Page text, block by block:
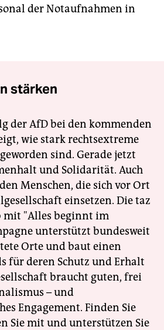
der Notaufnahmen in
stärken
der AfD bei den kommenden
wie stark rechtsextreme
sind. Gerade jetzt
und Solidarität. Auch
Menschen, die sich vor Ort
einsetzen. Die taz
mit "Alles beginnt im
unterstützt bundesweit
Orte und baut einen
für deren Schutz und Erhalt
braucht guten, frei
– und
Engagement. Finden Sie
Sie mit und unterstützen Sie